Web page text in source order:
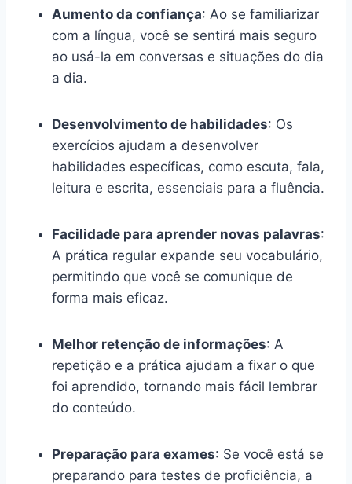
Aumento da confiança: Ao se familiarizar
com a língua, você se sentirá mais seguro
ao usá-la em conversas e situações do dia
a dia.
Desenvolvimento de habilidades: Os
exercícios ajudam a desenvolver
habilidades específicas, como escuta, fala,
leitura e escrita, essenciais para a fluência.
Facilidade para aprender novas palavras:
A prática regular expande seu vocabulário,
permitindo que você se comunique de
forma mais eficaz.
Melhor retenção de informações: A
repetição e a prática ajudam a fixar o que
foi aprendido, tornando mais fácil lembrar
do conteúdo.
Preparação para exames: Se você está se
preparando para testes de proficiência, a